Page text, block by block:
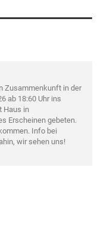
Zusammenkunft in der
ab 18:60 Uhr ins
Haus in
Erscheinen gebeten.
Info bei
wir sehen uns!